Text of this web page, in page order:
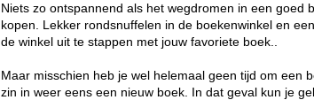
Niets zo ontspannend als het wegdromen in een goed
kopen. Lekker rondsnuffelen in de boekenwinkel en
de winkel uit te stappen met jouw favoriete boek..
Maar misschien heb je wel helemaal geen tijd om een
zin in weer eens een nieuw boek. In dat geval kun je